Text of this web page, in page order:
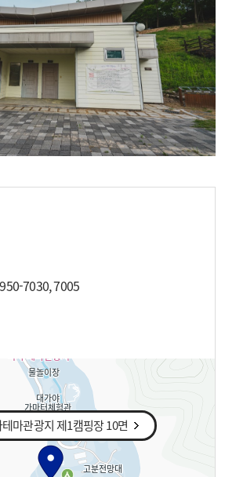
7030, 7005
마관광지 제1캠핑장 10면